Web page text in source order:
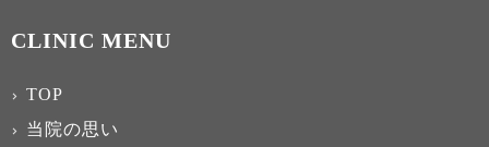
CLINIC MENU
TOP
当院の思い